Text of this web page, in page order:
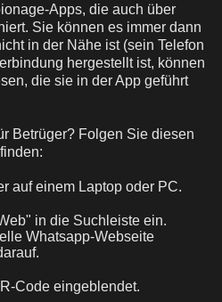
Apps, die auch über
Sie können es immer dann
in der Nähe ist (sein Telefon
hergestellt ist, können
die sie in der App geführt
Betrüger? Folgen Sie diesen
auf einem Laptop oder PC.
in die Suchleiste ein.
Whatsapp-Webseite
Code eingeblendet.